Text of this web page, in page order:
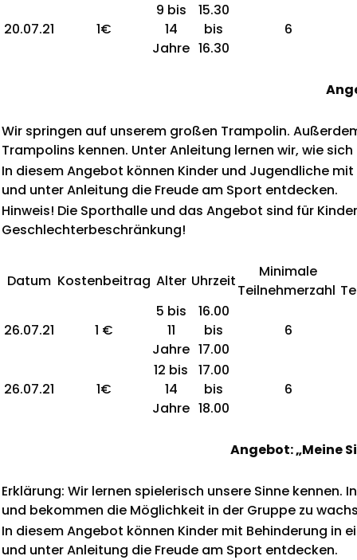
20.07.21 1€
9 bis
14
Jahre
15.30
bis
16.30
6
Wir springen auf unserem großen Trampolin.
Trampolins kennen. Unter Anleitung lernen wir, wie
In diesem Angebot können Kinder und Jugendliche
und unter Anleitung die Freude am Sport entdecken.
Hinweis! Die Sporthalle und das Angebot sind für
Geschlechterbeschränkung!
Datum Kostenbeitrag Alter Uhrzeit
Minimale
Teilnehmerzahl
26.07.21 1 €
5 bis
11
Jahre
16.00
bis
17.00
6
26.07.21 1€
12 bis
14
Jahre
17.00
bis
18.00
6
Angebot: „Meine
Erklärung: Wir lernen spielerisch unsere Sinne
und bekommen die Möglichkeit in der Gruppe zu
In diesem Angebot können Kinder mit Behinderung in
und unter Anleitung die Freude am Sport entdecken.